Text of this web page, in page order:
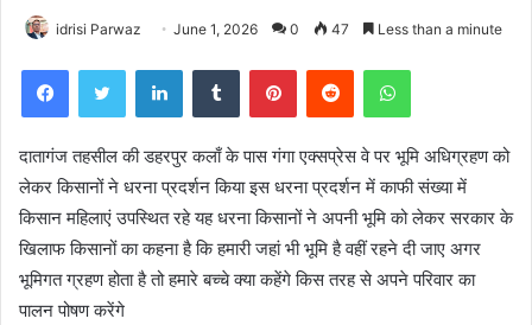
idrisi Parwaz June 1, 2026 0 47 Less than a minute
FacebookTwitter LinkedInTumblr PinterestReddit WhatsApp
दातागंज तहसील की डहरपुर कलाँ के पास गंगा एक्सप्रेस वे पर भूमि अधिग्रहण को
लेकर किसानों ने धरना प्रदर्शन किया इस धरना प्रदर्शन में काफी संख्या में
किसान महिलाएं उपस्थित रहे यह धरना किसानों ने अपनी भूमि को लेकर सरकार के
खिलाफ किसानों का कहना है कि हमारी जहां भी भूमि है वहीं रहने दी जाए अगर
भूमिगत ग्रहण होता है तो हमारे बच्चे क्या कहेंगे किस तरह से अपने परिवार का
पालन पोषण करेंगे